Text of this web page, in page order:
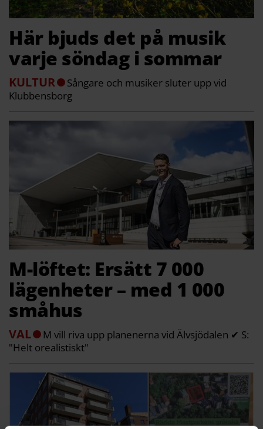
Här bjuds det på musik
varje söndag i sommar
KULTUR
Sångare och musiker sluter upp vid
Klubbensborg
M-löftet: Ersätt 7 000
lägenheter – med 1 000
småhus
VAL
M vill riva upp planenerna vid Älvsjödalen ✔ S:
"Helt orealistiskt"